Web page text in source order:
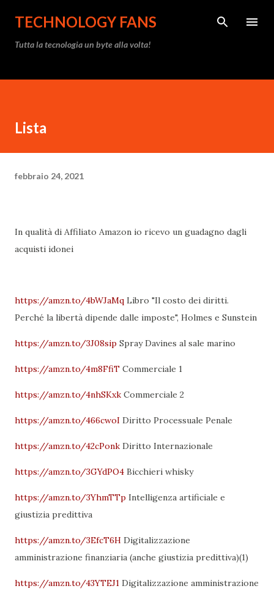
Passa ai contenuti principali
TECHNOLOGY FANS
Tutta la tecnologia un byte alla volta!
Lista
febbraio 24, 2021
In qualità di Affiliato Amazon io ricevo un guadagno dagli
acquisti idonei
https://amzn.to/4bWJaMq Libro "Il costo dei diritti.
Perché la libertà dipende dalle imposte", Holmes e Sunstein
https://amzn.to/3J08sip Spray Davines al sale marino
https://amzn.to/4m8FfiT Commerciale 1
https://amzn.to/4nhSKxk Commerciale 2
https://amzn.to/466cwoI Diritto Processuale Penale
https://amzn.to/42cPonk Diritto Internazionale
https://amzn.to/3GYdPO4 Bicchieri whisky
https://amzn.to/3YhmTTp Intelligenza artificiale e
giustizia predittiva
https://amzn.to/3EfcT6H Digitalizzazione
amministrazione finanziaria (anche giustizia predittiva)(1)
https://amzn.to/43YTEJ1 Digitalizzazione amministrazione